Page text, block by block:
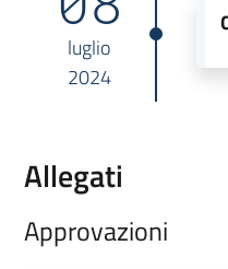
luglio
2024
Allegati
Approvazioni